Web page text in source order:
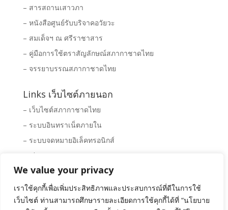
We value your privacy
เราใช้คุกกี้เพื่อเพิ่มประสิทธิภาพและประสบการณ์ที่ดีในการใช้
เว็บไซต์ ท่านสามารถศึกษารายละเอียดการใช้คุกกี้ได้ที่ “นโยบาย
– สารสถานเสาวภา
– หนังสือศูนย์รับบริจาคอวัยวะ
– สมเด็จฯ ณ ศรีราชาสาร
– คู่มือการใช้ตราสัญลักษณ์สภากาชาดไทย
– จรรยาบรรณสภากาชาดไทย
Links เว็บไซต์ภายนอก
– เว็บไซต์สภากาชาดไทย
– ระบบอินทราเน็ตภายใน
– ระบบจดหมายอิเล็คทรอนิกส์
– Clipping News
– ระบบจัดซื้อ – จัดจ้างสภากาชาดไทย
– พิพิธภัณฑ์สภากาชาดไทย